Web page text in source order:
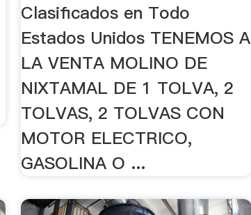
Clasificados en Todo
Estados Unidos TENEMOS A
LA VENTA MOLINO DE
NIXTAMAL DE 1 TOLVA, 2
TOLVAS, 2 TOLVAS CON
MOTOR ELECTRICO,
GASOLINA O ...